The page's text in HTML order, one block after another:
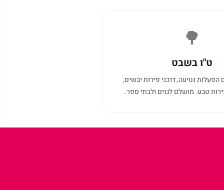
🌳
ט"ו בשבט
הפעלות נטיעה, דוכני פירות יבשים,
טבע. מושלם לגנים ולבתי ספר.